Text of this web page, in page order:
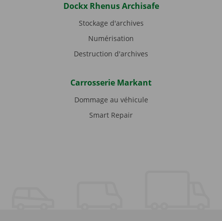
Dockx Rhenus Archisafe
Stockage d'archives
Numérisation
Destruction d'archives
Carrosserie Markant
Dommage au véhicule
Smart Repair